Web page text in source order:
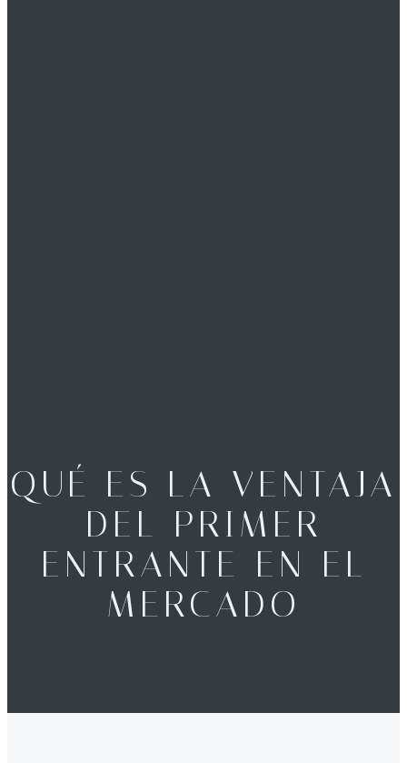
QUÉ ES LA VENTAJA
DEL PRIMER
ENTRANTE EN EL
MERCADO